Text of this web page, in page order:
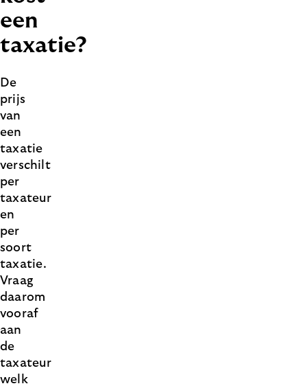
een
taxatie?
De
prijs
van
een
taxatie
verschilt
per
taxateur
en
per
soort
taxatie.
Vraag
daarom
vooraf
aan
de
taxateur
welk